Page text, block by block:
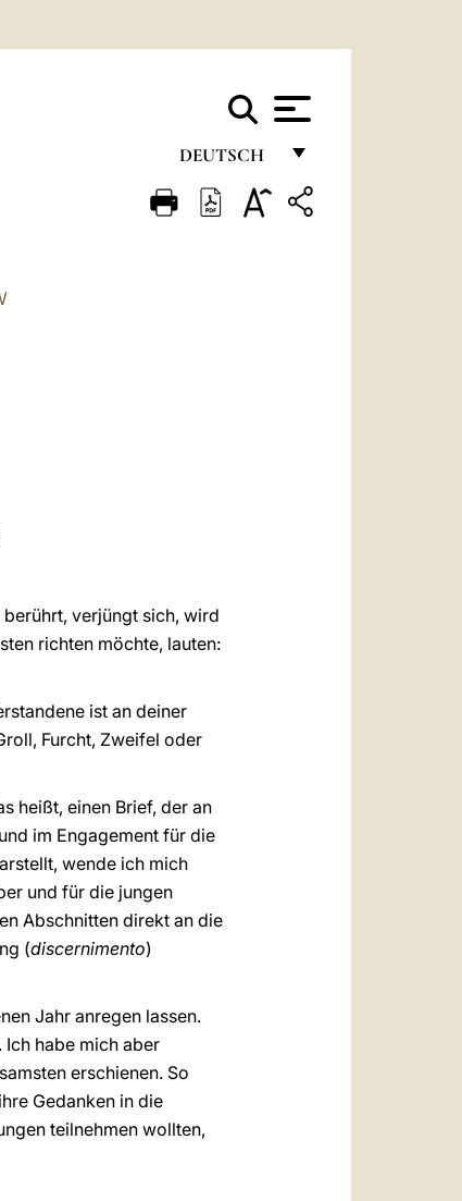
DEUTSCH
FRANÇAIS
verjüngt sich, wird
richten möchte, lauten:
ist an deiner
Furcht, Zweifel oder
heißt, einen Brief, der an
im Engagement für die
wende ich mich
und für die jungen
Abschnitten direkt an die
(discernimento)
Jahr anregen lassen.
Ich habe mich aber
erschienen. So
Gedanken in die
teilnehmen wollten,